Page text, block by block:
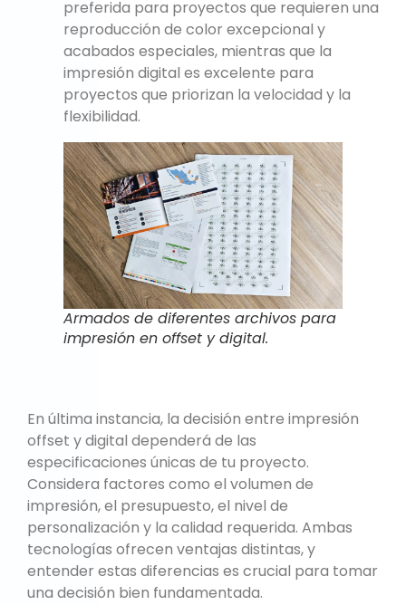
preferida para proyectos que requieren una
reproducción de color excepcional y
acabados especiales, mientras que la
impresión digital es excelente para
proyectos que priorizan la velocidad y la
flexibilidad.
Armados de diferentes archivos para
impresión en offset y digital.
En última instancia, la decisión entre impresión
offset y digital dependerá de las
especificaciones únicas de tu proyecto.
Considera factores como el volumen de
impresión, el presupuesto, el nivel de
personalización y la calidad requerida. Ambas
tecnologías ofrecen ventajas distintas, y
entender estas diferencias es crucial para tomar
una decisión bien fundamentada.